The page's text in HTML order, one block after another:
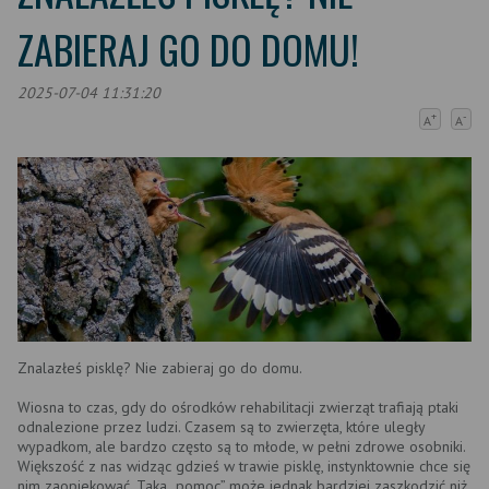
ZABIERAJ GO DO DOMU!
2025-07-04 11:31:20
A+ A-
Znalazłeś pisklę? Nie zabieraj go do domu.
Wiosna to czas, gdy do ośrodków rehabilitacji zwierząt trafiają ptaki
odnalezione przez ludzi. Czasem są to zwierzęta, które uległy
wypadkom, ale bardzo często są to młode, w pełni zdrowe osobniki.
Większość z nas widząc gdzieś w trawie pisklę, instynktownie chce się